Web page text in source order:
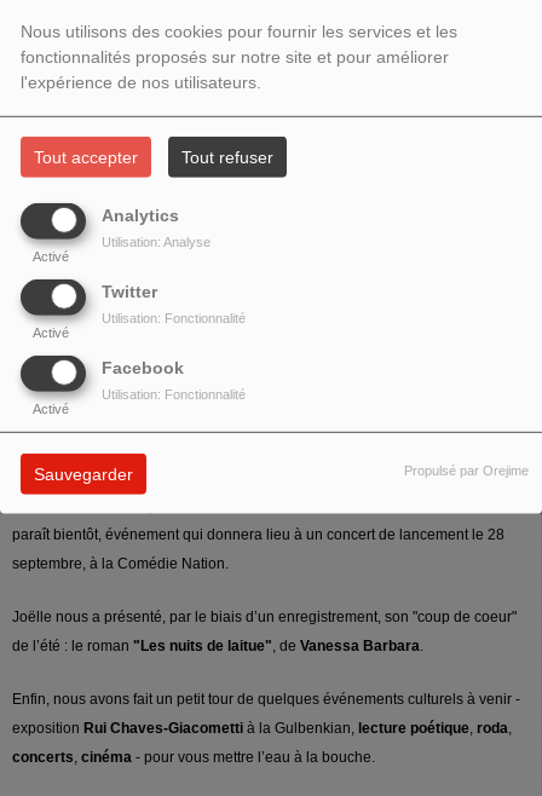
Nous utilisons des cookies pour fournir les services et les
fonctionnalités proposés sur notre site et pour améliorer
l'expérience de nos utilisateurs.
Tout accepter Tout refuser
Analytics
Activé
Utilisation: Analyse
Twitter
Activé
Utilisation: Fonctionnalité
Facebook
Activé
Utilisation: Fonctionnalité
Sauvegarder Propulsé par Orejime
CLUBE DOS DEMOCRÁTICOS, LIZZIE, LES NUITS DE
LAITUE, PROGRAMMATION CULTURELLE
riche à venir surLusitania
Marlène et Marina vous ont présenté le
samba parisienne avec neuf membres, dont trois percussionnistes, qui a une
pêche formidable. Une de ses chanteuses,
nous pour nous parler du groupe, des divers concerts à venir aux
les derniers samedis de septembre, octobre et novembre, ainsi que le 15
premier album à paraître.
paraît bientôt, événement qui donnera lieu à un concert de lancement le 28
septembre, à la Comédie Nation.
Joëlle nous a présenté, par le biais d’un enregistrement, son "coup de coeur"
de l’été : le roman "Les nuits de laitue" , de Vanessa Barbara
Enfin, nous avons fait un petit tour de quelques événements culturels à venir -
exposition Rui Chaves-Giacometti à la Gulbenkian, lecture poétique roda
concerts cinéma - pour vous mettre l’eau à la bouche.